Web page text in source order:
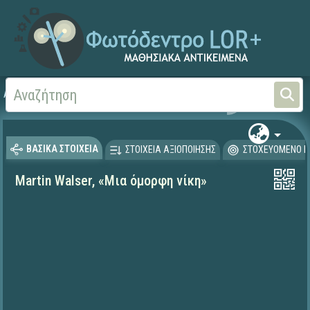
Αρχική Γλώσσα και Λογοτεχνία
ΒΑΣΙΚΑ ΣΤΟΙΧΕΙΑ ΣΤΟΙΧΕΙΑ ΑΞΙΟΠΟΙΗΣΗΣ ΣΤΟΧΕΥΟΜΕΝΟ
Martin Walser, «Μια όμορφη νίκη»